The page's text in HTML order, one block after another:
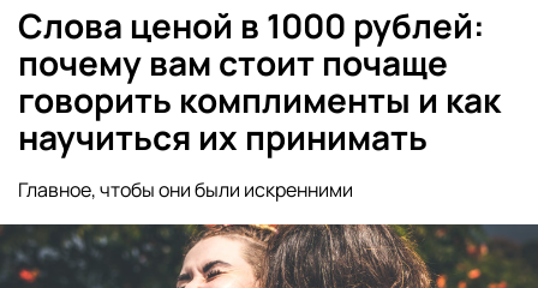
Слова ценой в 1000 рублей:
почему вам стоит почаще
говорить комплименты и как
научиться их принимать
Главное, чтобы они были искренними